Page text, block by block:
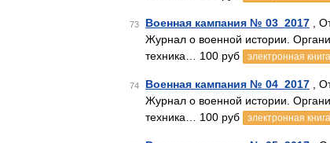
73 Военная кампания № 03_2017 ,
Журнал о военной истории.
техника… 100 руб
электронная книга
74 Военная кампания № 04_2017 ,
Журнал о военной истории.
техника… 100 руб
электронная книга